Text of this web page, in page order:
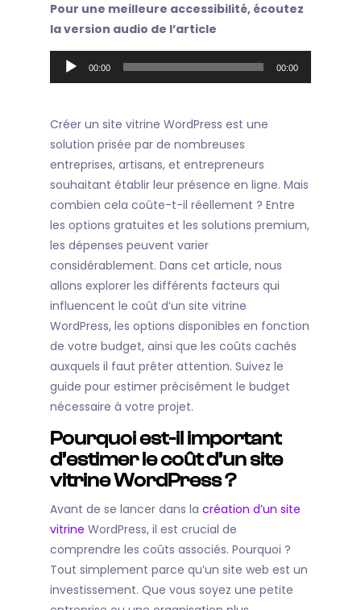
Pour une meilleure accessibilité, écoutez
la version audio de l’article
Lecteur
audio
00:00 00:00
Créer un site vitrine WordPress est une
solution prisée par de nombreuses
entreprises, artisans, et entrepreneurs
souhaitant établir leur présence en ligne. Mais
combien cela coûte-t-il réellement ? Entre
les options gratuites et les solutions premium,
les dépenses peuvent varier
considérablement. Dans cet article, nous
allons explorer les différents facteurs qui
influencent le coût d’un site vitrine
WordPress, les options disponibles en fonction
de votre budget, ainsi que les coûts cachés
auxquels il faut prêter attention. Suivez le
guide pour estimer précisément le budget
nécessaire à votre projet.
Pourquoi est-il important
d’estimer le coût d’un site
vitrine WordPress ?
Avant de se lancer dans lacréation d’un site
vitrine WordPress, il est crucial de
comprendre les coûts associés. Pourquoi ?
Tout simplement parce qu’un site web est un
investissement. Que vous soyez une petite